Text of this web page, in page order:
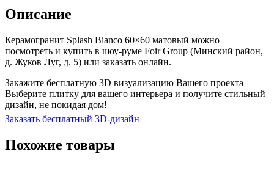
Описание
Керамогранит Splash Bianco 60×60 матовый можно
посмотреть и купить в шоу-руме Foir Group (Минский район,
д. Жуков Луг, д. 5) или заказать онлайн.
Закажите бесплатную 3D визуализацию Вашего проекта
Выберите плитку для вашего интерьера и получите стильный
дизайн, не покидая дом!
Заказать бесплатный 3D-дизайн
Похожие товары